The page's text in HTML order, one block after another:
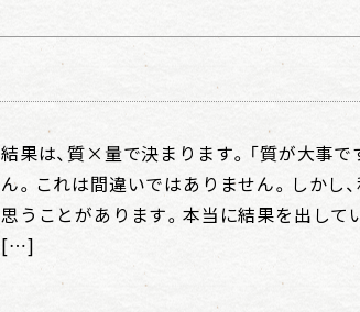
結果は、質×量で決まります。「質が大事
ん。これは間違いではありません。しかし
思うことがあります。本当に結果を出して
[…]